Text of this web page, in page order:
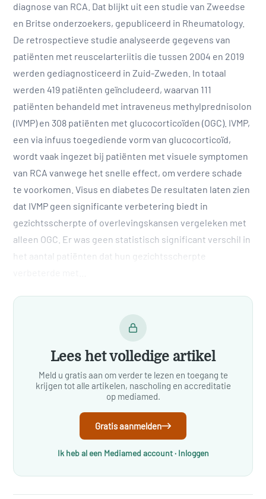
diagnose van RCA. Dat blijkt uit een studie van Zweedse
en Britse onderzoekers, gepubliceerd in Rheumatology.
De retrospectieve studie analyseerde gegevens van
patiënten met reuscelarteriitis die tussen 2004 en 2019
werden gediagnosticeerd in Zuid-Zweden. In totaal
werden 419 patiënten geïncludeerd, waarvan 111
patiënten behandeld met intraveneus methylprednisolon
(IVMP) en 308 patiënten met glucocorticoïden (OGC). IVMP,
een via infuus toegediende vorm van glucocorticoïd,
wordt vaak ingezet bij patiënten met visuele symptomen
van RCA vanwege het snelle effect, om verdere schade
te voorkomen. Visus en diabetes De resultaten laten zien
dat IVMP geen significante verbetering biedt in
gezichtsscherpte of overlevingskansen vergeleken met
alleen OGC. Er was geen statistisch significant verschil in
het aantal patiënten dat hun gezichtsscherpte
Lees het volledige artikel
Meld u gratis aan om verder te lezen en toegang te
krijgen tot alle artikelen, nascholing en accreditatie
op mediamed.
Gratis aanmelden
Ik heb al een Mediamed account · Inloggen